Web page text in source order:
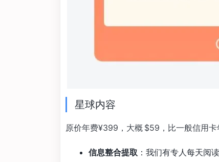
星球内容
原价年费¥399，大概 $59，比一般信用
信息整合提取 ：我们有专人每天阅